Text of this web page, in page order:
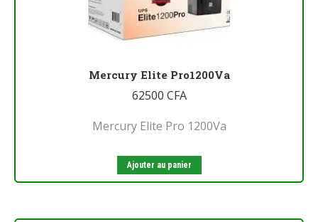
Mercury Elite Pro1200Va
62500 CFA
Mercury Elite Pro 1200Va
Ajouter au panier